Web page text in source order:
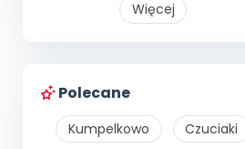
Więcej
Polecane
Kumpelkowo
Czuciaki